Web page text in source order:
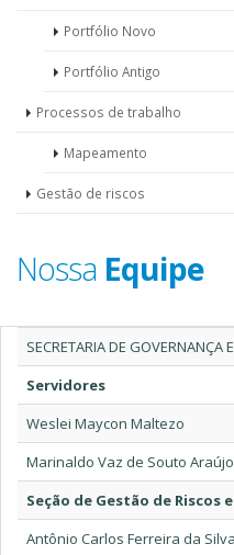
Portfólio Novo
Portfólio Antigo
Processos de trabalho
Mapeamento
Gestão de riscos
Nossa Equipe
SECRETARIA DE GOVERNANÇA
Servidores
Weslei Maycon Maltezo
Marinaldo Vaz de Souto
Seção de Gestão de Riscos
Antônio Carlos Ferreira da Silva